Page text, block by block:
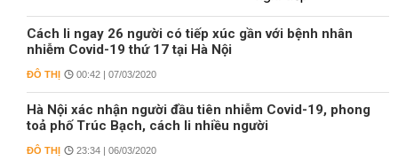
Cách li ngay 26 người có tiếp xúc gần với bệnh nhân
nhiễm Covid-19 thứ 17 tại Hà Nội
ĐÔ THỊ 00:42 | 07/03/2020
Hà Nội xác nhận người đầu tiên nhiễm Covid-19, phong
toả phố Trúc Bạch, cách li nhiều người
ĐÔ THỊ 23:34 | 06/03/2020